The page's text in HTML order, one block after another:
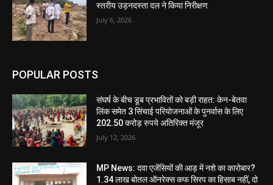
स्तरीय उड़नदस्ता दल ने किया निरीक्षण
July 6, 2026
POPULAR POSTS
संघर्ष के बीच डूब प्रभावितों को बड़ी राहत: केन-बेतवा
लिंक समेत 3 सिंचाई परियोजनाओं के पुनर्वास के लिए
202.50 करोड़ रुपये अतिरिक्त मंजूर
July 12, 2026
MP News: दवा एजेंसियों की आड़ में नशे का कारोबार?
1.34 लाख बोतल ऑनरेक्स कफ सिरप का हिसाब नहीं, दो